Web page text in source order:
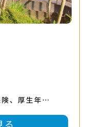
険、厚生年…
る